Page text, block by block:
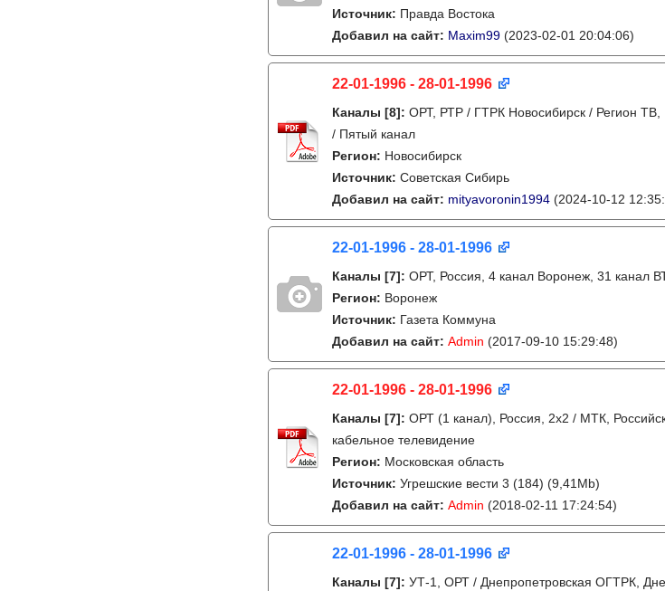
Источник: Правда Востока
Добавил на сайт: Maxim99 (2023-02-01 20:04:06)
22-01-1996 - 28-01-1996
Каналы [8]: ОРТ, РТР / ГТРК Новосибирск / Регион
/ Пятый канал
Регион: Новосибирск
Источник: Советская Сибирь
Добавил на сайт: mityavoronin1994 (2024-10-12
22-01-1996 - 28-01-1996
Каналы [7]: ОРТ, Россия, 4 канал Воронеж, 31 канал
Регион: Воронеж
Источник: Газета Коммуна
Добавил на сайт: Admin (2017-09-10 15:29:48)
22-01-1996 - 28-01-1996
Каналы [7]: ОРТ (1 канал), Россия, 2x2 / МТК,
кабельное телевидение
Регион: Московская область
Источник: Угрешские вести 3 (184) (9,41Mb)
Добавил на сайт: Admin (2018-02-11 17:24:54)
22-01-1996 - 28-01-1996
Каналы [7]: УТ-1, ОРТ / Днепропетровская ОГТРК,